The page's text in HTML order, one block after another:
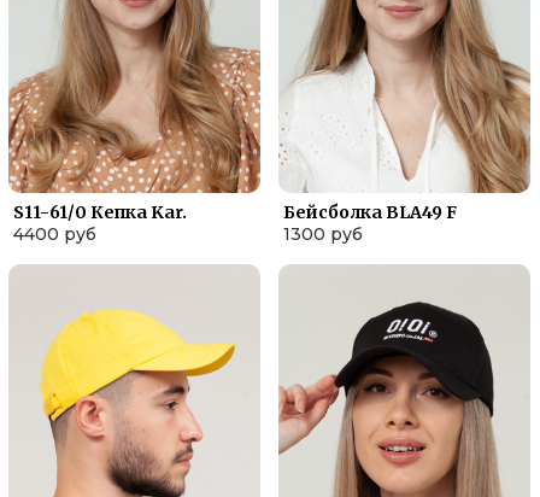
S11-61/0 Кепка Kar.
4400 руб
Бейсболка BLА49 F
1300 руб